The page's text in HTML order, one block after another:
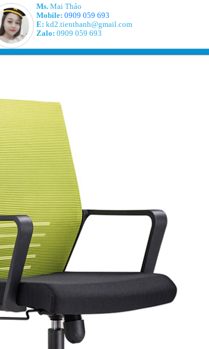
Ms.Mai Thảo
Mobile: 0909 059 693
E: kd2.tienthanh@gmail.com
Zalo: 0909 059 693